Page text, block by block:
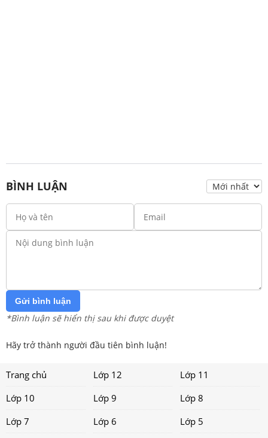
BÌNH LUẬN
Gửi bình luận
*Bình luận sẽ hiển thị sau khi được duyệt
Hãy trở thành người đầu tiên bình luận!
Trang chủ Lớp 12
Lớp 11
Lớp 10
Lớp 9
Lớp 8
Lớp 7
Lớp 6 Lớp 5